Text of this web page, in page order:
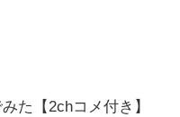
た【2chコメ付き】